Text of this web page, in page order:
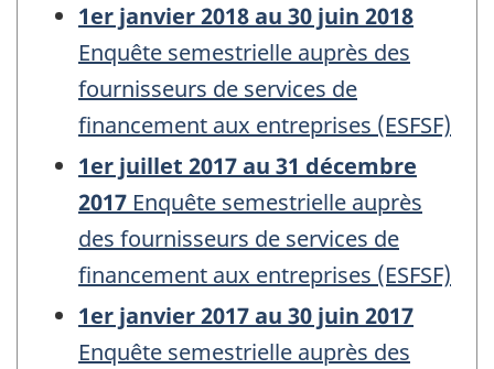
1er janvier 2018 au 30 juin 2018
Enquête semestrielle auprès des
fournisseurs de services de
financement aux entreprises (ESFSF)
1er juillet 2017 au 31 décembre
2017 Enquête semestrielle auprès
des fournisseurs de services de
financement aux entreprises (ESFSF)
1er janvier 2017 au 30 juin 2017
Enquête semestrielle auprès des